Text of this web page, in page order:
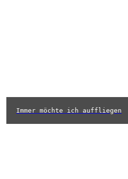
Immer möchte ich auffliegen